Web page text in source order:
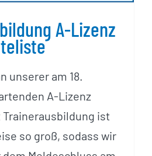
A-Lizenz
unserer am 18.
A-Lizenz
ist
so groß, sodass wir